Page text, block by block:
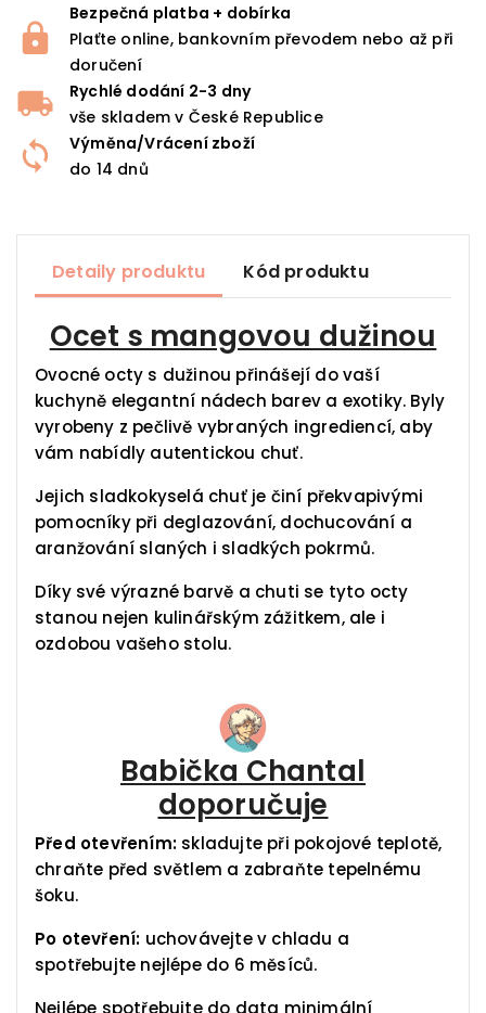
Bezpečná platba + dobírka
Plaťte online, bankovním převodem nebo až při
doručení
Rychlé dodání 2-3 dny
vše skladem v České Republice
Výměna/Vrácení zboží
do 14 dnů
Detaily produktu Kód produktu
Ocet s mangovou dužinou
Ovocné octy s dužinou přinášejí do vaší
kuchyně elegantní nádech barev a exotiky. Byly
vyrobeny z pečlivě vybraných ingrediencí, aby
vám nabídly autentickou chuť.
Jejich sladkokyselá chuť je činí překvapivými
pomocníky při deglazování, dochucování a
aranžování slaných i sladkých pokrmů.
Díky své výrazné barvě a chuti se tyto octy
stanou nejen kulinářským zážitkem, ale i
ozdobou vašeho stolu.
Babička Chantal
doporučuje
Před otevřením: skladujte při pokojové teplotě,
chraňte před světlem a zabraňte tepelnému
šoku.
Po otevření: uchovávejte v chladu a
spotřebujte nejlépe do 6 měsíců.
Nejlépe spotřebujte do data minimální